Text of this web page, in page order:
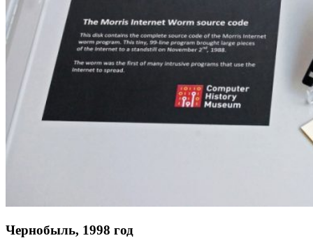
Чернобыль, 1998 год